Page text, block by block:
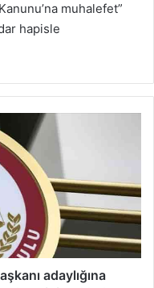
muhalefet”
hapisle
adaylığına